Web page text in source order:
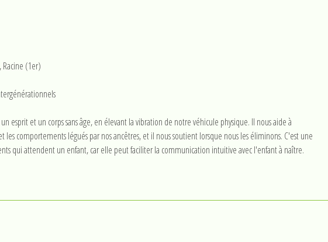
Racine (1er)
esprit et un corps sans âge, en élevant la vibration de notre véhicule physique. Il nous aide à
les comportements légués par nos ancêtres, et il nous soutient lorsque nous les éliminons. C'est une
qui attendent un enfant, car elle peut faciliter la communication intuitive avec l'enfant à naître.